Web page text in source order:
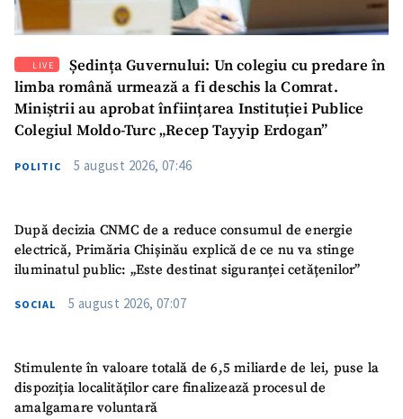
LIVE
Ședința Guvernului: Un colegiu cu predare în
limba română urmează a fi deschis la Comrat.
Miniștrii au aprobat înființarea Instituției Publice
Colegiul Moldo-Turc „Recep Tayyip Erdogan”
POLITIC 5 august 2026, 07:46
După decizia CNMC de a reduce consumul de energie
electrică, Primăria Chișinău explică de ce nu va stinge
iluminatul public: „Este destinat siguranței cetățenilor”
SOCIAL 5 august 2026, 07:07
Stimulente în valoare totală de 6,5 miliarde de lei, puse la
dispoziția localităților care finalizează procesul de
amalgamare voluntară